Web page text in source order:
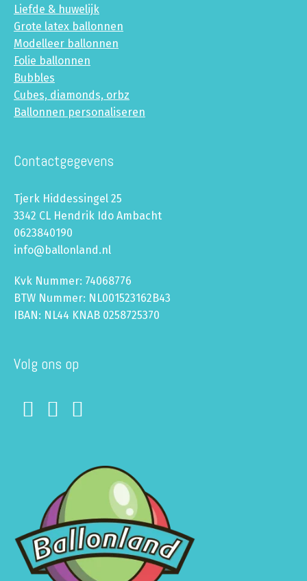
Liefde & huwelijk
Grote latex ballonnen
Modelleer ballonnen
Folie ballonnen
Bubbles
Cubes, diamonds, orbz
Ballonnen personaliseren
Contactgegevens
Tjerk Hiddessingel 25
3342 CL Hendrik Ido Ambacht
0623840190
info@ballonland.nl
Kvk Nummer: 74068776
BTW Nummer: NL001523162B43
IBAN: NL44 KNAB 0258725370
Volg ons op